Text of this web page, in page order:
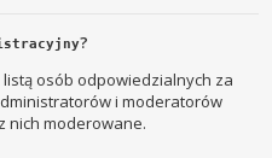
?
osób odpowiedzialnych za
i moderatorów
nich moderowane.